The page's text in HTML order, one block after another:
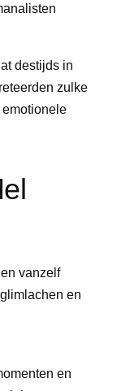
destijds in
zulke
vanzelf
en
en